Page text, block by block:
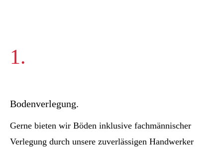
1.
Bodenverlegung.
Gerne bieten wir Böden inklusive fachmännischer
Verlegung durch unsere zuverlässigen Handwerker